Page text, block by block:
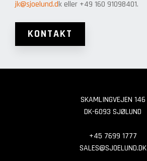
jk@sjoelund.dk eller +49 160 91098401.
KONTAKT
SKAMLINGVEJEN 146
DK-6093 SJØLUND
+45 7699 1777
SALES@SJOELUND.DK